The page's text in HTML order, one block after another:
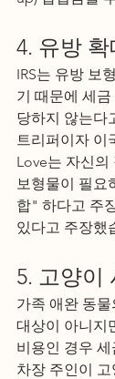
4. 유방
IRS는 유방 보
기 때문에 세
당하지 않는다
트리퍼이자 이
Love는 자신의
보형물이 필요
합" 하다고 주
있다고 주장했
5. 고양이
가족 애완 동
대상이 아니지
비용인 경우
차장 주인이